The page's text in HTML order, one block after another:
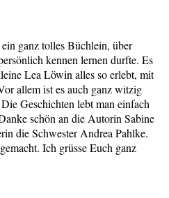
ganz tolles Büchlein, über
kennen lernen durfte. Es
Lea Löwin alles so erlebt, mit
allem ist es auch ganz witzig
Geschichten lebt man einfach
schön an die Autorin Sabine
die Schwester Andrea Pahlke.
Ich grüsse Euch ganz